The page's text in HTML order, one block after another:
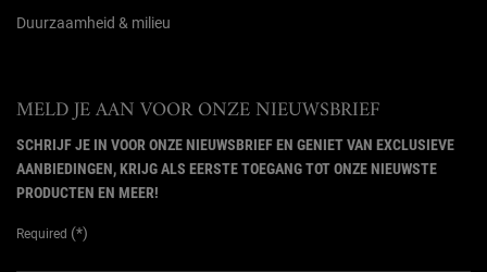
Duurzaamheid & milieu
MELD JE AAN VOOR ONZE NIEUWSBRIEF
SCHRIJF JE IN VOOR ONZE NIEUWSBRIEF EN GENIET VAN EXCLUSIEVE
AANBIEDINGEN, KRIJG ALS EERSTE TOEGANG TOT ONZE NIEUWSTE
PRODUCTEN EN MEER!
Required (*)